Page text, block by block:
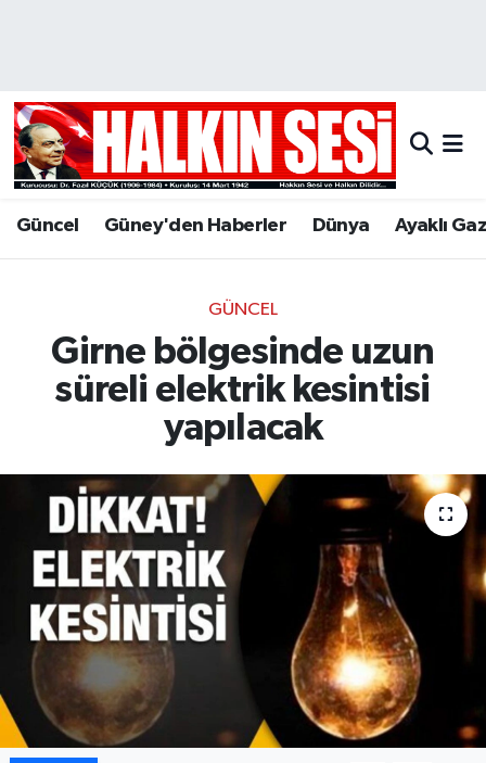
Güncel Güney'den Haberler Dünya Ayaklı
GÜNCEL
Girne bölgesinde uzun
süreli elektrik kesintisi
yapılacak
Hava Durumu
Trafik Durumu
Son Dakika Haberleri